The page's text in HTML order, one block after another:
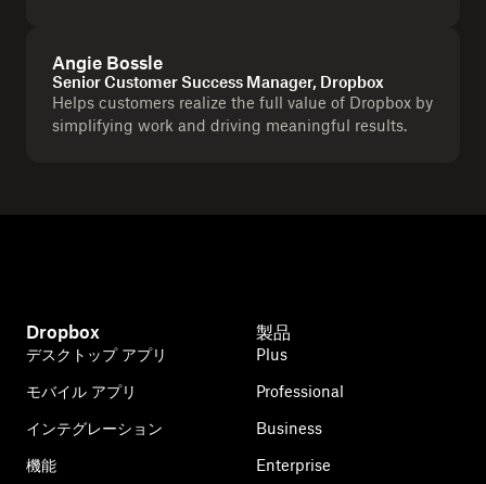
Angie Bossle
Senior Customer Success Manager, Dropbox
Helps customers realize the full value of Dropbox by
simplifying work and driving meaningful results.
Dropbox
デスクトップ アプリ
モバイル アプリ
インテグレーション
機能
製品
Plus
Professional
Business
Enterprise